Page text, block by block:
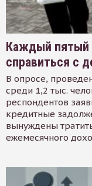
Каждый пятый
справиться с
В опросе,
среди 1,2 тыс.
респондентов
кредитные
вынуждены
ежемесячного